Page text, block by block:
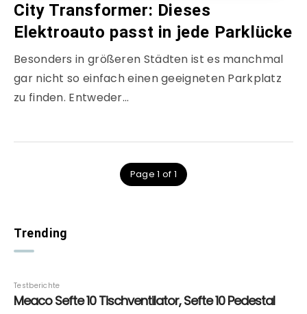
City Transformer: Dieses
Elektroauto passt in jede Parklücke
Besonders in größeren Städten ist es manchmal
gar nicht so einfach einen geeigneten Parkplatz
zu finden. Entweder…
Page 1 of 1
Trending